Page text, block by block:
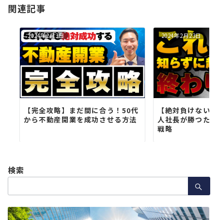
ン
関連記事
2024年2月3日
【完全攻略】まだ間に合う！50代
から不動産開業を成功させる方法
2024年2月23日
【絶対負けない
人社長が勝つた
戦略
検索
索：